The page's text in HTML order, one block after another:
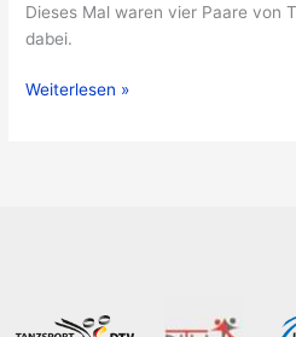
Dieses Mal waren vier Paare von
dabei.
Gifhorner
Weiterlesen »